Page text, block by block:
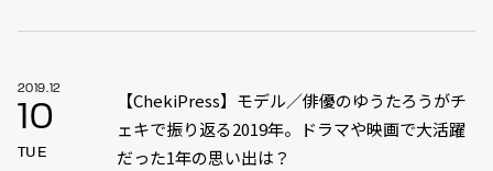
2019.12
10
TUE
【ChekiPress】モデル／俳優のゆうたろうがチ
ェキで振り返る2019年。ドラマや映画で大活躍
だった1年の思い出は？